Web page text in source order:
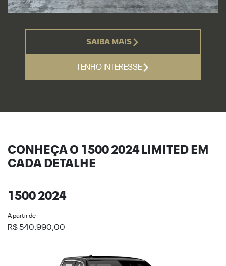
SAIBA MAIS
TENHO INTERESSE
CONHEÇA O 1500 2024 LIMITED EM
CADA DETALHE
1500 2024
A partir de
R$ 540.990,00